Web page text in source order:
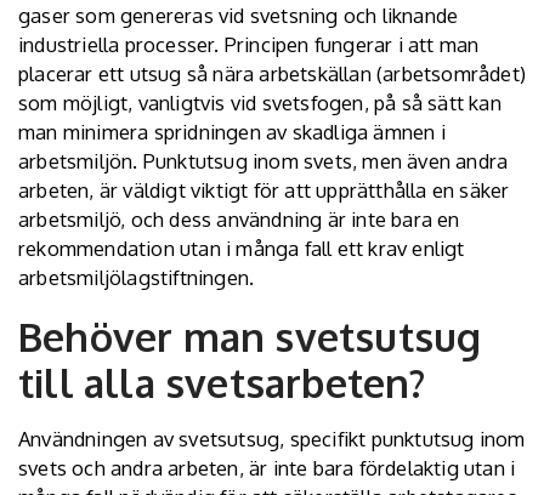
gaser som genereras vid svetsning och liknande
industriella processer. Principen fungerar i att man
placerar ett utsug så nära arbetskällan (arbetsområdet)
som möjligt, vanligtvis vid svetsfogen, på så sätt kan
man minimera spridningen av skadliga ämnen i
arbetsmiljön. Punktutsug inom svets, men även andra
arbeten, är väldigt viktigt för att upprätthålla en säker
arbetsmiljö, och dess användning är inte bara en
rekommendation utan i många fall ett krav enligt
arbetsmiljölagstiftningen.
Behöver man svetsutsug
till alla svetsarbeten?
Användningen av svetsutsug, specifikt punktutsug inom
svets och andra arbeten, är inte bara fördelaktig utan i